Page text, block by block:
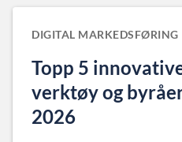
DIGITAL MARKEDSFØRING
Topp 5
verktøy og
2026